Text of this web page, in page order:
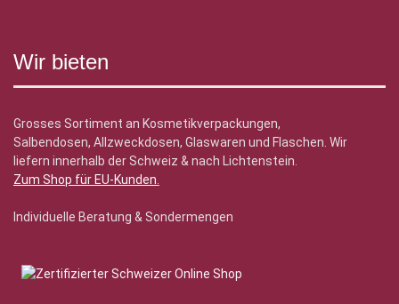
Wir bieten
Grosses Sortiment an Kosmetikverpackungen,
Salbendosen, Allzweckdosen, Glaswaren und Flaschen. Wir
liefern innerhalb der Schweiz & nach Lichtenstein.
Zum Shop für EU-Kunden.
Individuelle Beratung & Sondermengen